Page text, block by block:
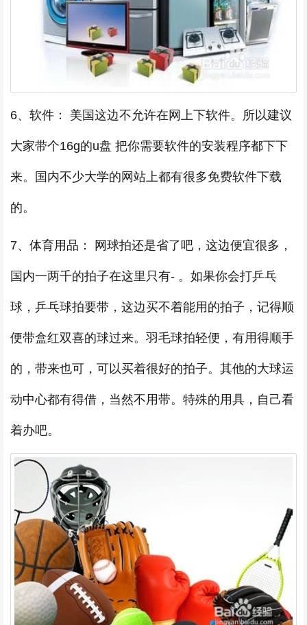
6、软件： 美国这边不允许在网上下软件。所以建议
大家带个16g的u盘 把你需要软件的安装程序都下下
来。国内不少大学的网站上都有很多免费软件下载
的。
7、体育用品： 网球拍还是省了吧，这边便宜很多，
国内一两千的拍子在这里只有- 。如果你会打乒乓
球，乒乓球拍要带，这边买不着能用的拍子，记得顺
便带盒红双喜的球过来。羽毛球拍轻便，有用得顺手
的，带来也可，可以买着很好的拍子。其他的大球运
动中心都有得借，当然不用带。特殊的用具，自己看
着办吧。